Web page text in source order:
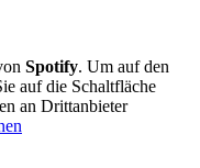
Spotify. Um auf den
auf die Schaltfläche
an Drittanbieter